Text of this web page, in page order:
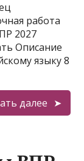
работа
2027
Описание
языку 8
далее